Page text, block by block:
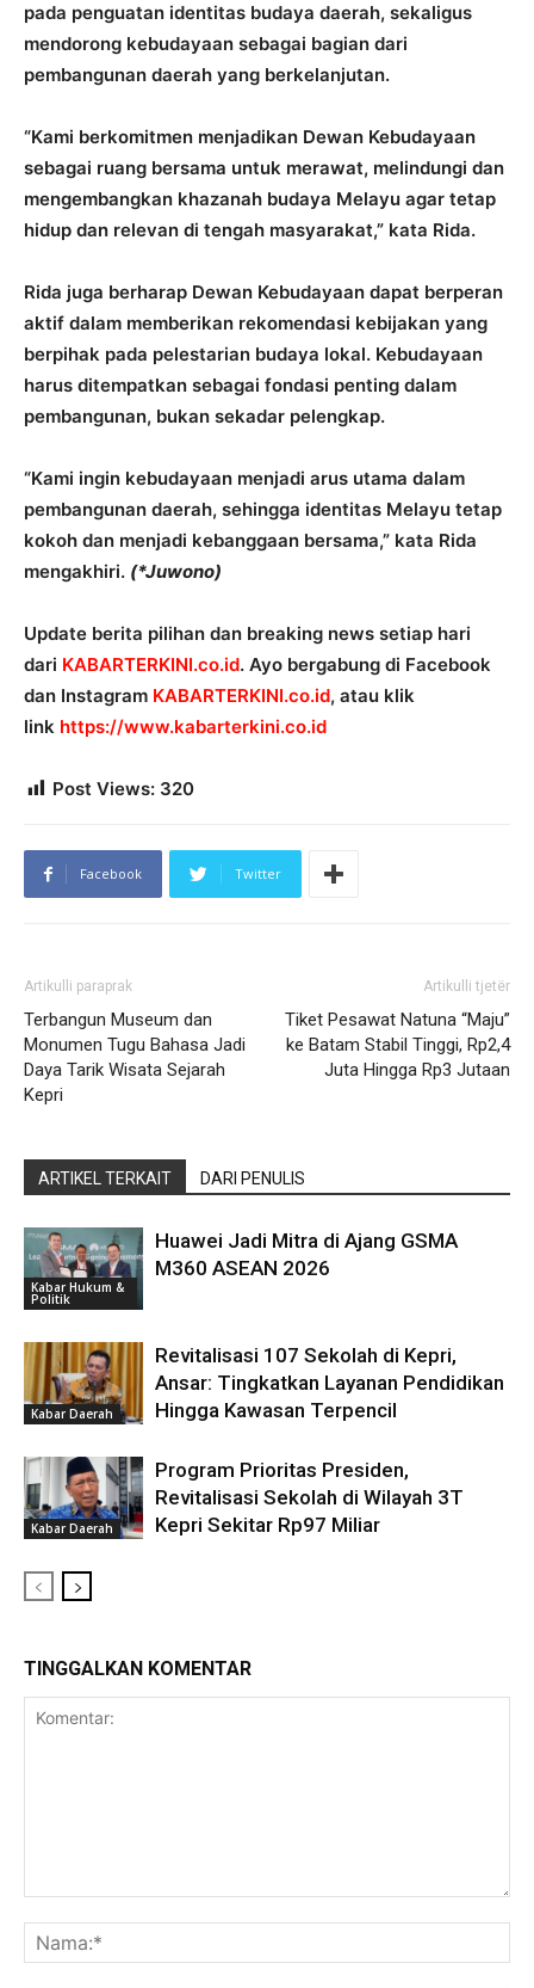
pada penguatan identitas budaya daerah, sekaligus
mendorong kebudayaan sebagai bagian dari
pembangunan daerah yang berkelanjutan.
“Kami berkomitmen menjadikan Dewan Kebudayaan
sebagai ruang bersama untuk merawat, melindungi dan
mengembangkan khazanah budaya Melayu agar tetap
hidup dan relevan di tengah masyarakat,” kata Rida.
Rida juga berharap Dewan Kebudayaan dapat berperan
aktif dalam memberikan rekomendasi kebijakan yang
berpihak pada pelestarian budaya lokal. Kebudayaan
harus ditempatkan sebagai fondasi penting dalam
pembangunan, bukan sekadar pelengkap.
“Kami ingin kebudayaan menjadi arus utama dalam
pembangunan daerah, sehingga identitas Melayu tetap
kokoh dan menjadi kebanggaan bersama,” kata Rida
mengakhiri. (*Juwono)
Update berita pilihan dan breaking news setiap hari
dari KABARTERKINI.co.id. Ayo bergabung di Facebook
dan Instagram KABARTERKINI.co.id, atau klik
link https://www.kabarterkini.co.id
Post Views: 320
Facebook Twitter
Artikulli paraprak
Terbangun Museum dan
Monumen Tugu Bahasa Jadi
Daya Tarik Wisata Sejarah
Kepri
Artikulli tjetër
Tiket Pesawat Natuna “Maju”
ke Batam Stabil Tinggi, Rp2,4
Juta Hingga Rp3 Jutaan
ARTIKEL TERKAIT DARI PENULIS
Kabar Hukum &
Politik
Huawei Jadi Mitra di Ajang GSMA
M360 ASEAN 2026
Kabar Daerah
Revitalisasi 107 Sekolah di Kepri,
Ansar: Tingkatkan Layanan Pendidikan
Hingga Kawasan Terpencil
Kabar Daerah
Program Prioritas Presiden,
Revitalisasi Sekolah di Wilayah 3T
Kepri Sekitar Rp97 Miliar
TINGGALKAN KOMENTAR